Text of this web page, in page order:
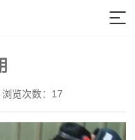
浏览次数：17